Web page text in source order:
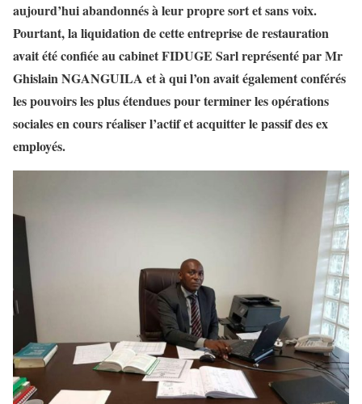
aujourd’hui abandonnés à leur propre sort et sans voix.
Pourtant, la liquidation de cette entreprise de restauration
avait été confiée au cabinet FIDUGE Sarl représenté par Mr
Ghislain NGANGUILA et à qui l’on avait également conférés
les pouvoirs les plus étendues pour terminer les opérations
sociales en cours réaliser l’actif et acquitter le passif des ex
employés.